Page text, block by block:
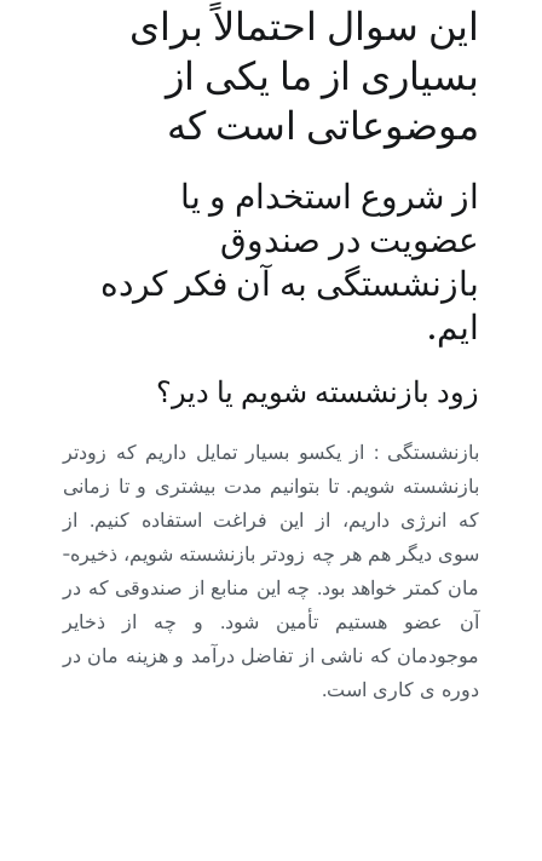
این سوال احتمالاً برای
بسیاری از ما یکی از
موضوعاتی است که
از شروع استخدام و یا
عضویت در صندوق
بازنشستگی به آن فکر کرده
ایم.
زود بازنشسته شویم یا دیر؟
بازنشستگی : از یکسو بسیار تمایل داریم که زودتر
بازنشسته شویم. تا بتوانیم مدت بیشتری و تا زمانی
که انرژی داریم، از این فراغت استفاده کنیم. از
سوی دیگر هم هر چه زودتر بازنشسته شویم، ذخیره­
مان کمتر خواهد بود. چه این منابع از صندوقی که در
آن عضو هستیم تأمین شود. و چه از ذخایر
موجودمان که ناشی از تفاضل درآمد و هزینه مان در
دوره ی کاری است.